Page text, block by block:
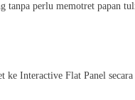
tanpa perlu memotret papan
ke Interactive Flat Panel